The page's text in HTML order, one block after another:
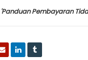
'Panduan Pembayaran